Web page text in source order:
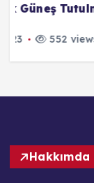
1
Hakkımda